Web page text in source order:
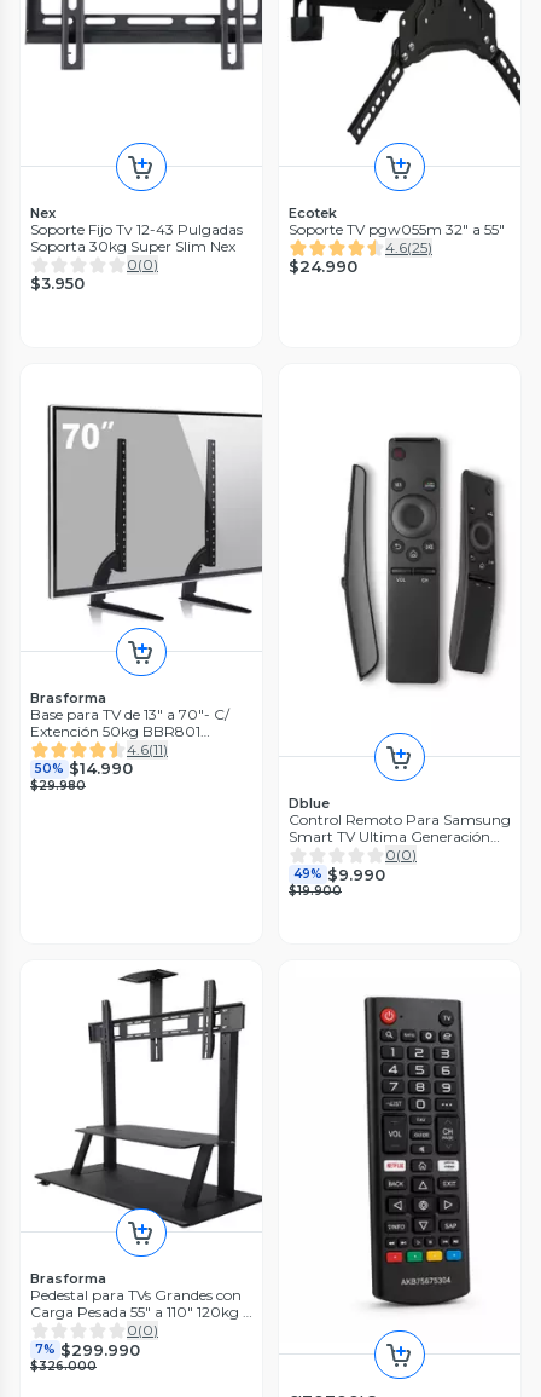
Nex
Soporte Fijo Tv 12-43 Pulgadas
Soporta 30kg Super Slim Nex
0(0)
$3.950
Ecotek
Soporte TV pgw055m 32" a 55"
4.6(25)
$24.990
Brasforma
Base para TV de 13" a 70"- C/
Extención 50kg BBR801
Brasforma
4.6(11)
50% $14.990
$29.980
Dblue
Control Remoto Para Samsung
Smart TV Ultima Generación
DG450
0(0)
49% $9.990
$19.900
Brasforma
Pedestal para TVs Grandes con
Carga Pesada 55" a 110" 120kg -
BRASFORMA 0(0)
7% $299.990
$326.000